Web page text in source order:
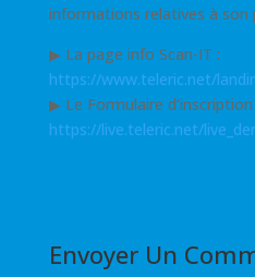
informations relatives à son
▶ La page info Scan-IT :
https://www.teleric.net/
▶ Le Formulaire
https://live.teleric.net/
Envoyer Un